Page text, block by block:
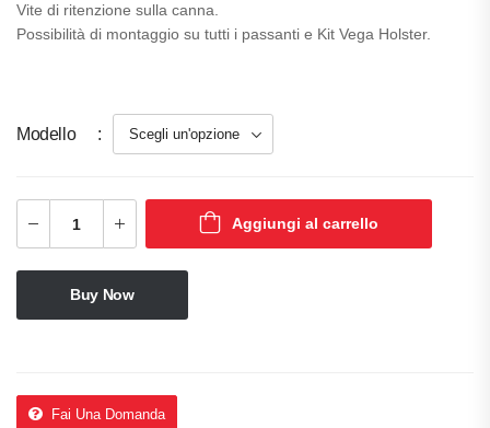
Vite di ritenzione sulla canna.
Possibilità di montaggio su tutti i passanti e Kit Vega Holster.
Modello
Aggiungi al carrello
Buy Now
Fai Una Domanda